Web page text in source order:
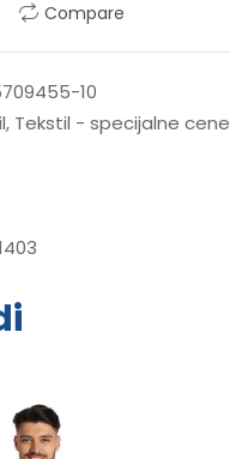
Compare
10
, Tekstil - specijalne cene